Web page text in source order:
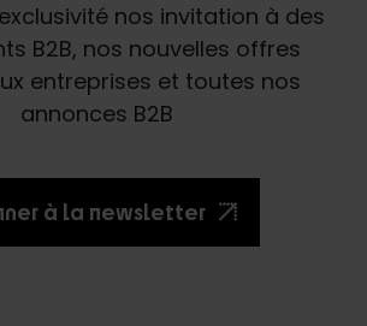
nos invitation à des
B2B, nos nouvelles offres
entreprises et toutes nos
annonces B2B
à la newsletter